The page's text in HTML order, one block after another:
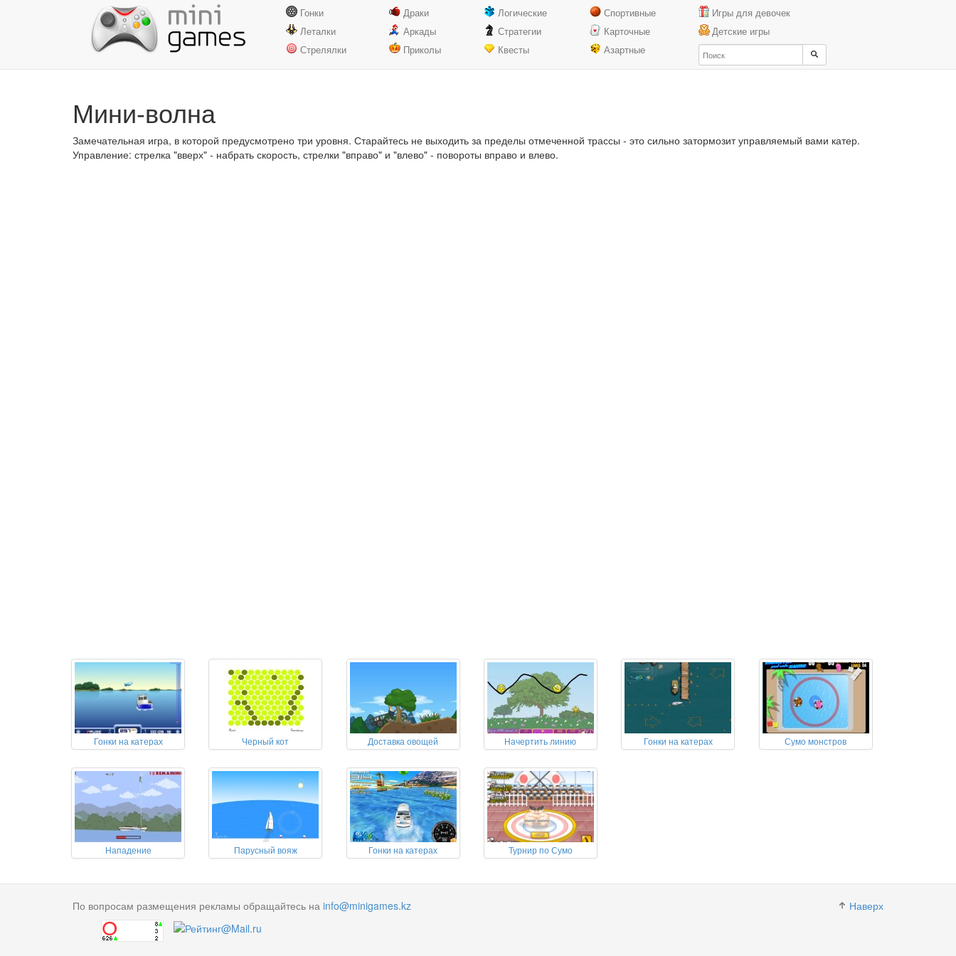
Гонки
Леталки
Стрелялки
Драки
Аркады
Приколы
Логические
Стратегии
Квесты
Спортивные
Карточные
Азартные
Игры для девочек
Детские игры
Мини-волна
Замечательная игра, в которой предусмотрено три уровня. Старайтесь не выходить за пределы отмеченной трассы - это сильно затормозит управляемый вами катер.
Управление: стрелка "вверх" - набрать скорость, стрелки "вправо" и "влево" - повороты вправо и влево.
Гонки на катерах Черный кот Доставка овощей Начертить линию Гонки на катерах Сумо монстров
Нападение Парусный вояж Гонки на катерах Турнир по Сумо
Наверх
По вопросам размещения рекламы обращайтесь на info@minigames.kz